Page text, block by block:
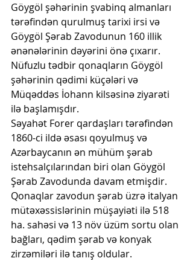
Göygöl şəhərinin şvabinq almanları
tərəfindən qurulmuş tarixi irsi və
Göygöl Şərab Zavodunun 160 illik
ənənələrinin dəyərini önə çıxarır.
Nüfuzlu tədbir qonaqların Göygöl
şəhərinin qədimi küçələri və
Müqəddəs İohann kilsəsinə ziyarəti
ilə başlamışdır.
Səyahət Forer qardaşları tərəfindən
1860-ci ildə əsası qoyulmuş və
Azərbaycanın ən mühüm şərab
istehsalçılarından biri olan Göygöl
Şərab Zavodunda davam etmişdir.
Qonaqlar zavodun şərab üzrə italyan
mütəxəssislərinin müşayiəti ilə 518
ha. sahəsi və 13 növ üzüm sortu olan
bağları, qədim şərab və konyak
zirzəmiləri ilə tanış oldular.